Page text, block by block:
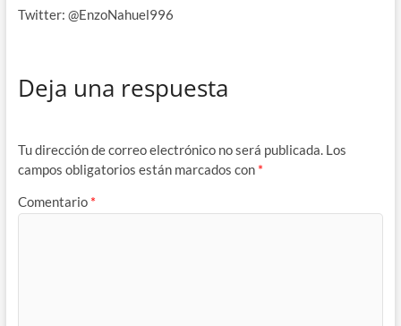
Twitter: @EnzoNahuel996
Deja una respuesta
Tu dirección de correo electrónico no será publicada. Los
campos obligatorios están marcados con *
Comentario *